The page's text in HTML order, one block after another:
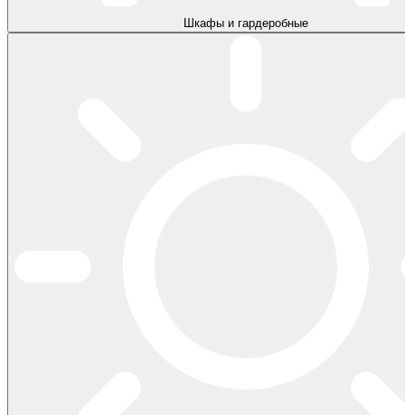
Шкафы и гардеробные